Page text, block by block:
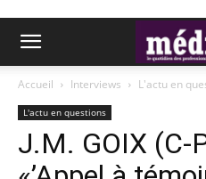
Accueil Interviews L'actu en
L'actu en questions
J.M. GOIX (C-